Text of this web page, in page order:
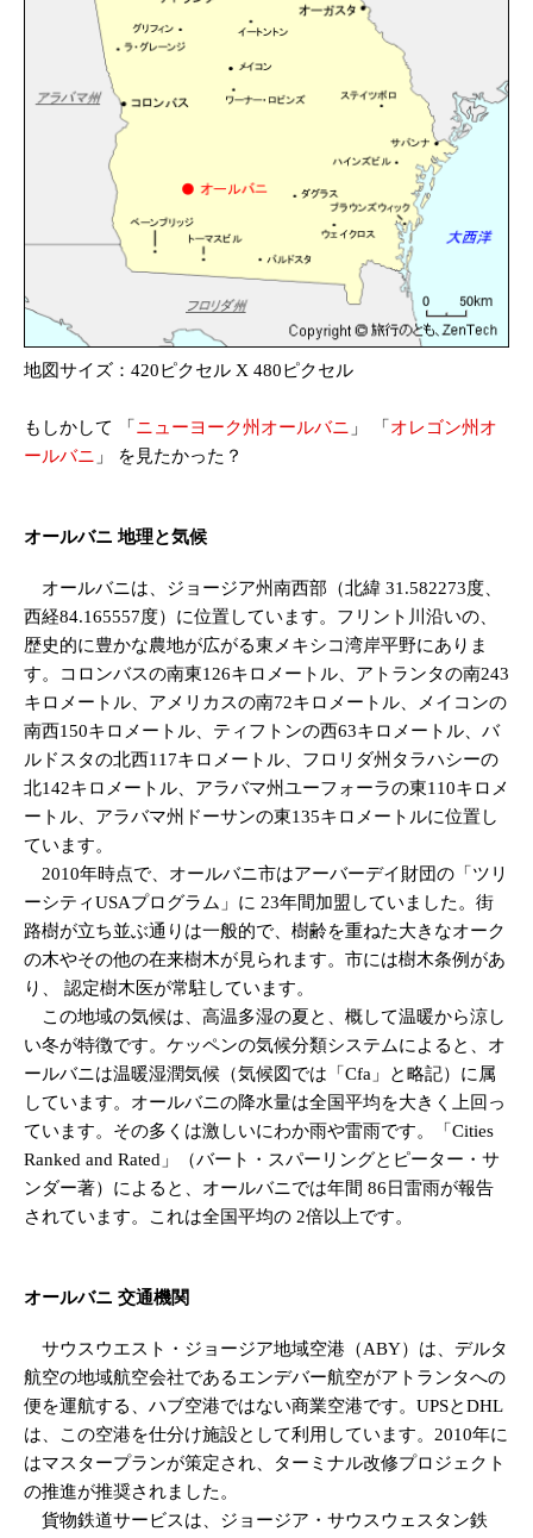
地図サイズ：420ピクセル X 480ピクセル
もしかして 「 ニューヨーク州オールバニ 」 「 オレゴン州オ
ールバニ 」 を見たかった？
オールバニ 地理と気候
オールバニは、ジョージア州南西部（北緯 31.582273度、
西経84.165557度）に位置しています。フリント川沿いの、
歴史的に豊かな農地が広がる東メキシコ湾岸平野にありま
す。コロンバスの南東126キロメートル、アトランタの南243
キロメートル、アメリカスの南72キロメートル、メイコンの
南西150キロメートル、ティフトンの西63キロメートル、バ
ルドスタの北西117キロメートル、フロリダ州タラハシーの
北142キロメートル、アラバマ州ユーフォーラの東110キロメ
ートル、アラバマ州ドーサンの東135キロメートルに位置し
ています。
2010年時点で、オールバニ市はアーバーデイ財団の「ツリ
ーシティUSAプログラム」に 23年間加盟していました。街
路樹が立ち並ぶ通りは一般的で、樹齢を重ねた大きなオーク
の木やその他の在来樹木が見られます。市には樹木条例があ
り、 認定樹木医が常駐しています。
この地域の気候は、高温多湿の夏と、概して温暖から涼し
い冬が特徴です。ケッペンの気候分類システムによると、オ
ールバニは温暖湿潤気候（気候図では「Cfa」と略記）に属
しています。オールバニの降水量は全国平均を大きく上回っ
ています。その多くは激しいにわか雨や雷雨です。「Cities
Ranked and Rated」（バート・スパーリングとピーター・サ
ンダー著）によると、オールバニでは年間 86日雷雨が報告
されています。これは全国平均の 2倍以上です。
オールバニ 交通機関
サウスウエスト・ジョージア地域空港（ABY）は、デルタ
航空の地域航空会社であるエンデバー航空がアトランタへの
便を運航する、ハブ空港ではない商業空港です。UPSとDHL
は、この空港を仕分け施設として利用しています。2010年に
はマスタープランが策定され、ターミナル改修プロジェクト
の推進が推奨されました。
貨物鉄道サービスは、ジョージア・サウスウェスタン鉄